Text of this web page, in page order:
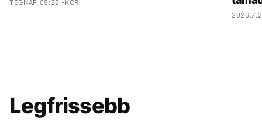
TEGNAP 09:32 -KOR
Legfrissebb